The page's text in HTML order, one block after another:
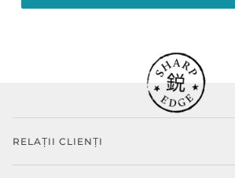
RELAȚII CLIENȚI